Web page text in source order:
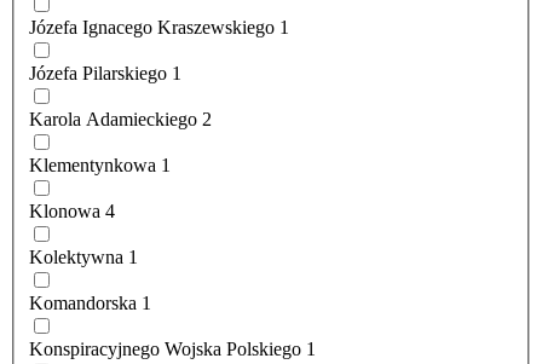
Józefa Ignacego Kraszewskiego 1
Józefa Pilarskiego 1
Karola Adamieckiego 2
Klementynkowa 1
Klonowa 4
Kolektywna 1
Komandorska 1
Konspiracyjnego Wojska Polskiego 1